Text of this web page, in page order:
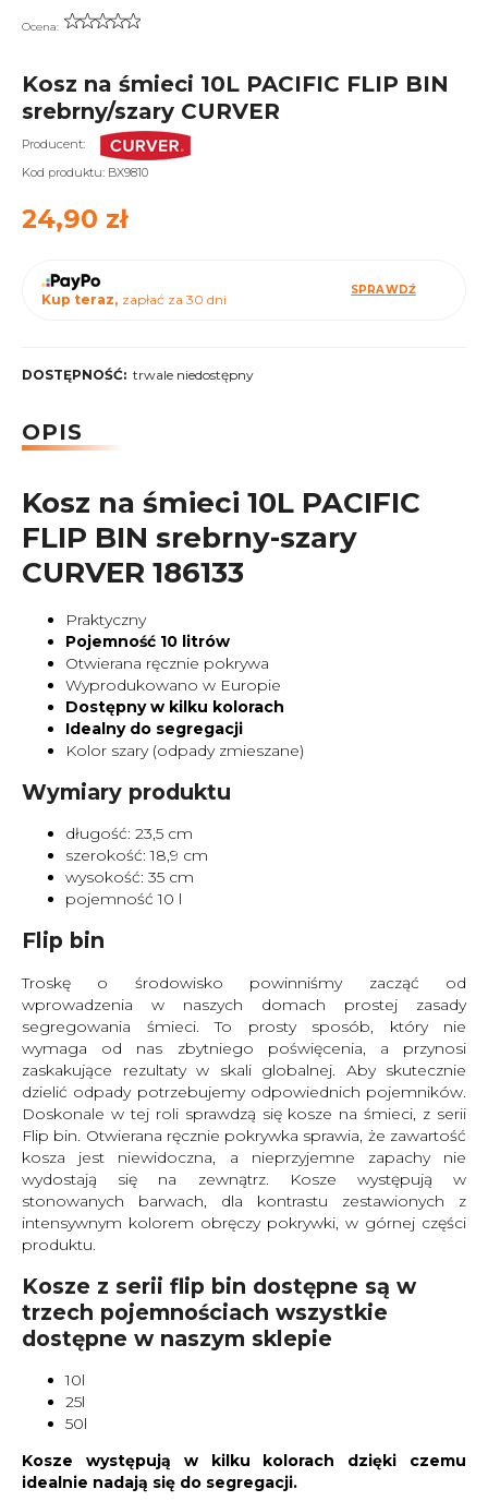
Ocena:
Kosz na śmieci 10L PACIFIC FLIP BIN
srebrny/szary CURVER
Producent:
Kod produktu: BX9810
24,90 zł
Kup teraz, zapłać za 30 dni
SPRAWDŹ
DOSTĘPNOŚĆ: trwale niedostępny
OPIS
Kosz na śmieci 10L PACIFIC
FLIP BIN srebrny-szary
CURVER 186133
Praktyczny
Pojemność 10 litrów
Otwierana ręcznie pokrywa
Wyprodukowano w Europie
Dostępny w kilku kolorach
Idealny do segregacji
Kolor szary (odpady zmieszane)
Wymiary produktu
długość: 23,5 cm
szerokość: 18,9 cm
wysokość: 35 cm
pojemność 10 l
Flip bin
Troskę o środowisko powinniśmy zacząć od
wprowadzenia w naszych domach prostej zasady
segregowania śmieci. To prosty sposób, który nie
wymaga od nas zbytniego poświęcenia, a przynosi
zaskakujące rezultaty w skali globalnej. Aby skutecznie
dzielić odpady potrzebujemy odpowiednich pojemników.
Doskonale w tej roli sprawdzą się kosze na śmieci, z serii
Flip bin. Otwierana ręcznie pokrywka sprawia, że zawartość
kosza jest niewidoczna, a nieprzyjemne zapachy nie
wydostają się na zewnątrz. Kosze występują w
stonowanych barwach, dla kontrastu zestawionych z
intensywnym kolorem obręczy pokrywki, w górnej części
produktu.
Kosze z serii flip bin dostępne są w
trzech pojemnościach wszystkie
dostępne w naszym sklepie
10l
25l
50l
Kosze występują w kilku kolorach dzięki czemu
idealnie nadają się do segregacji.